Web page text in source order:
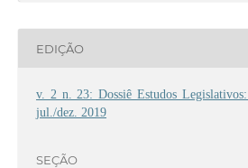
EDIÇÃO
v. 2 n. 23: Dossiê Estudos Legislativos:
jul./dez. 2019
SEÇÃO